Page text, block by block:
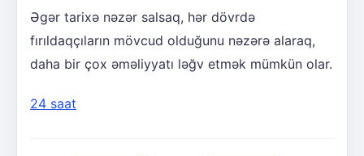
Əgər tarixə nəzər salsaq, hər dövrdə
fırıldaqçıların mövcud olduğunu nəzərə alaraq,
daha bir çox əməliyyatı ləğv etmək mümkün olar.
24 saat